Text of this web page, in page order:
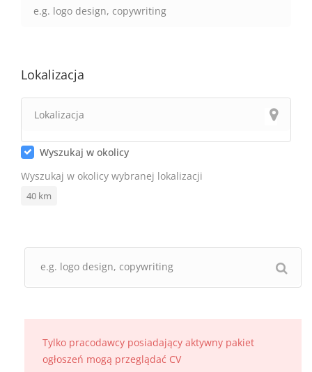
Lokalizacja
Wyszukaj w okolicy
Wyszukaj w okolicy wybranej lokalizacji
40 km
Tylko pracodawcy posiadający aktywny pakiet
ogłoszeń mogą przeglądać CV